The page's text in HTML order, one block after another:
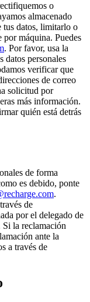
o
almacenado
tus datos, limitarlo o
máquina. Puedes
. Por favor, usa la
datos personales
verificar que
de correo
solicitud por
más información.
quién está detrás
de forma
es debido, ponte
.
de
por el delegado de
la reclamación
ante la
a través de